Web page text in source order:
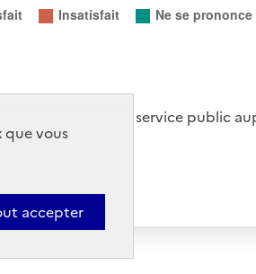
menées par le service public
que vous
accepter